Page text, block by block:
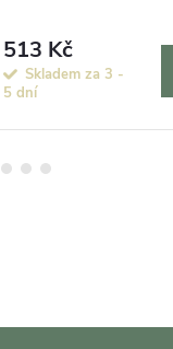
513 Kč
Skladem za 3 -
5 dní